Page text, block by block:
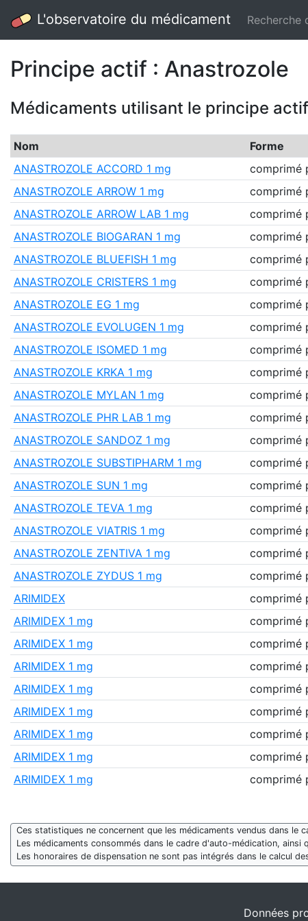
L'observatoire du médicament Recherche
Principe actif : Anastrozole
Médicaments utilisant le principe actif
Nom Forme
ANASTROZOLE ACCORD 1 mg
comprimé
ANASTROZOLE ARROW 1 mg
comprimé
ANASTROZOLE ARROW LAB 1 mg
comprimé
ANASTROZOLE BIOGARAN 1 mg
comprimé
ANASTROZOLE BLUEFISH 1 mg
comprimé
ANASTROZOLE CRISTERS 1 mg
comprimé
ANASTROZOLE EG 1 mg
comprimé
ANASTROZOLE EVOLUGEN 1 mg
comprimé
ANASTROZOLE ISOMED 1 mg
comprimé
ANASTROZOLE KRKA 1 mg
comprimé
ANASTROZOLE MYLAN 1 mg
comprimé
ANASTROZOLE PHR LAB 1 mg
comprimé
ANASTROZOLE SANDOZ 1 mg
comprimé
ANASTROZOLE SUBSTIPHARM 1 mg
comprimé
ANASTROZOLE SUN 1 mg
comprimé
ANASTROZOLE TEVA 1 mg
comprimé
ANASTROZOLE VIATRIS 1 mg
comprimé
ANASTROZOLE ZENTIVA 1 mg
comprimé
ANASTROZOLE ZYDUS 1 mg
comprimé
ARIMIDEX
comprimé
ARIMIDEX 1 mg
comprimé
ARIMIDEX 1 mg
comprimé
ARIMIDEX 1 mg
comprimé
ARIMIDEX 1 mg
comprimé
ARIMIDEX 1 mg
comprimé
ARIMIDEX 1 mg
comprimé
ARIMIDEX 1 mg
comprimé
ARIMIDEX 1 mg
comprimé
Ces statistiques ne concernent que les médicaments vendus dans
Les médicaments consommés dans le cadre d'auto-médication,
Les honoraires de dispensation ne sont pas intégrés dans le calcul
Données